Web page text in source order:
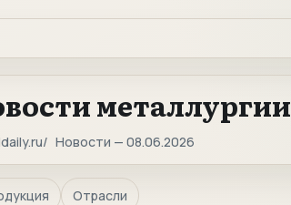
металлургии
Новости — 08.06.2026
Отрасли